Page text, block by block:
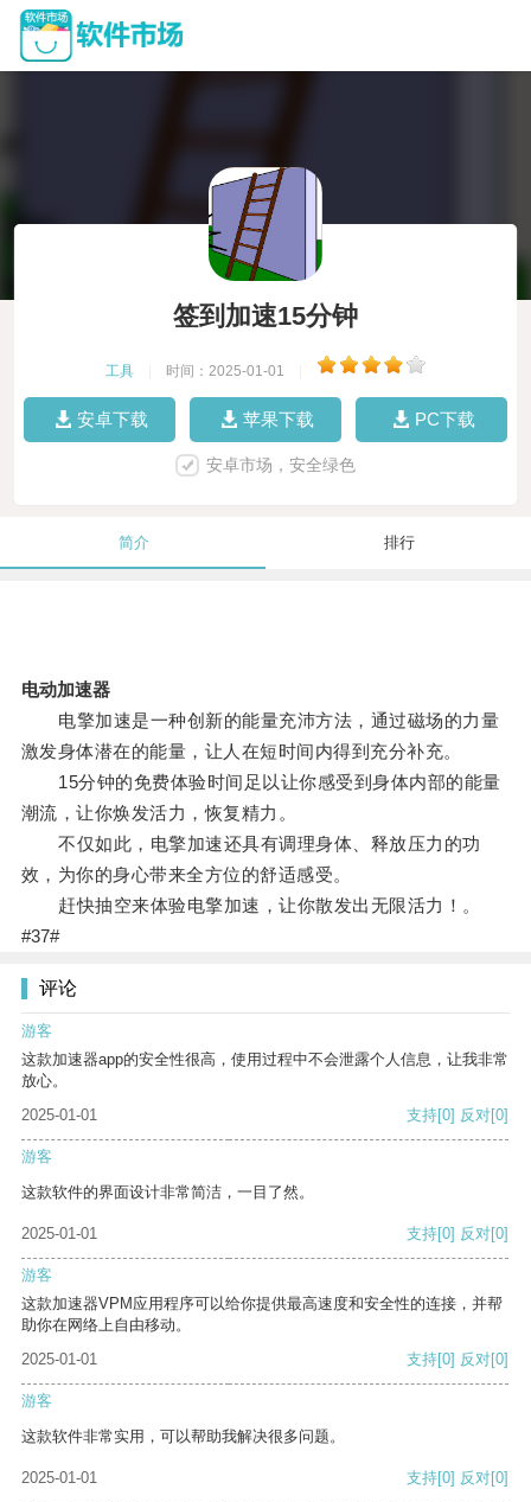
签到加速15分钟
工具 时间：2025-01-01
安卓下载 苹果下载 PC下载
安卓市场，安全绿色
简介 排行
电动加速器
电擎加速是一种创新的能量充沛方法，通过磁场的力量
激发身体潜在的能量，让人在短时间内得到充分补充。
15分钟的免费体验时间足以让你感受到身体内部的能量
潮流，让你焕发活力，恢复精力。
不仅如此，电擎加速还具有调理身体、释放压力的功
效，为你的身心带来全方位的舒适感受。
赶快抽空来体验电擎加速，让你散发出无限活力！。
#37#
评论
游客
这款加速器app的安全性很高，使用过程中不会泄露个人信息，让我非常
放心。
2025-01-01
支持[0] 反对[0]
游客
这款软件的界面设计非常简洁，一目了然。
2025-01-01 支持[0] 反对[0]
游客
这款加速器VPM应用程序可以给你提供最高速度和安全性的连接，并帮
助你在网络上自由移动。
2025-01-01
支持[0] 反对[0]
游客
这款软件非常实用，可以帮助我解决很多问题。
2025-01-01 支持[0] 反对[0]